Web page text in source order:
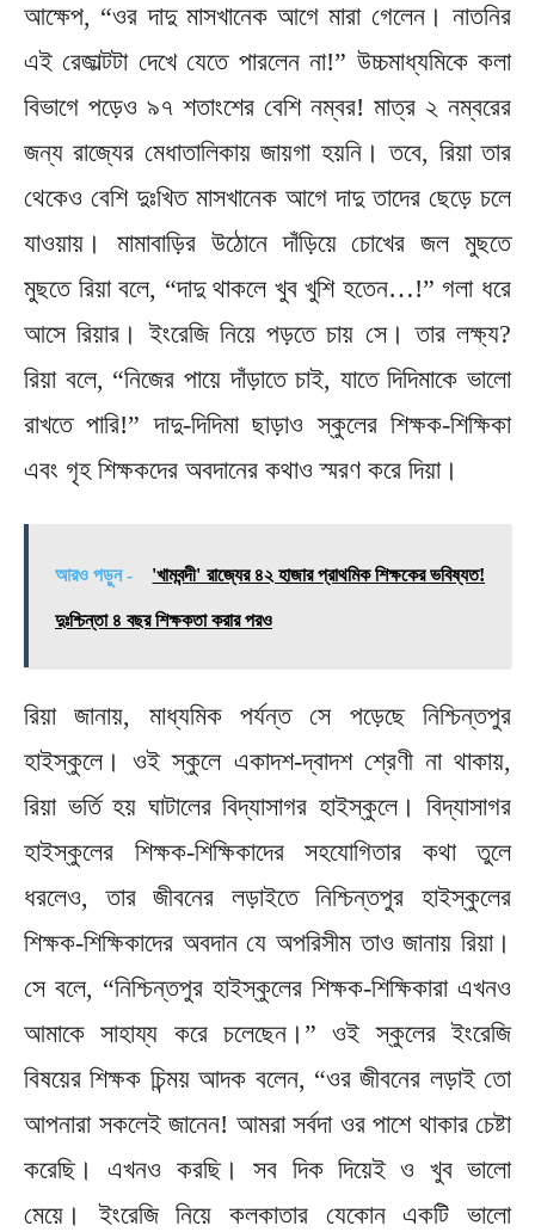
আক্ষেপ, “ওর দাদু মাসখানেক আগে মারা গেলেন। নাতনির
এই রেজাল্টটা দেখে যেতে পারলেন না!” উচ্চমাধ্যমিকে কলা
বিভাগে পড়েও ৯৭ শতাংশের বেশি নম্বর! মাত্র ২ নম্বরের
জন্য রাজ্যের মেধাতালিকায় জায়গা হয়নি। তবে, রিয়া তার
থেকেও বেশি দুঃখিত মাসখানেক আগে দাদু তাদের ছেড়ে চলে
যাওয়ায়। মামাবাড়ির উঠোনে দাঁড়িয়ে চোখের জল মুছতে
মুছতে রিয়া বলে, “দাদু থাকলে খুব খুশি হতেন…!” গলা ধরে
আসে রিয়ার। ইংরেজি নিয়ে পড়তে চায় সে। তার লক্ষ্য?
রিয়া বলে, “নিজের পায়ে দাঁড়াতে চাই, যাতে দিদিমাকে ভালো
রাখতে পারি!” দাদু-দিদিমা ছাড়াও স্কুলের শিক্ষক-শিক্ষিকা
এবং গৃহ শিক্ষকদের অবদানের কথাও স্মরণ করে দিয়া।
আরও পড়ুন - 'খামবন্দী' রাজ্যের ৪২ হাজার প্রাথমিক শিক্ষকের ভবিষ্যত!
দুঃশ্চিন্তা ৪ বছর শিক্ষকতা করার পরও
রিয়া জানায়, মাধ্যমিক পর্যন্ত সে পড়েছে নিশ্চিন্তপুর
হাইস্কুলে। ওই স্কুলে একাদশ-দ্বাদশ শ্রেণী না থাকায়,
রিয়া ভর্তি হয় ঘাটালের বিদ্যাসাগর হাইস্কুলে। বিদ্যাসাগর
হাইস্কুলের শিক্ষক-শিক্ষিকাদের সহযোগিতার কথা তুলে
ধরলেও, তার জীবনের লড়াইতে নিশ্চিন্তপুর হাইস্কুলের
শিক্ষক-শিক্ষিকাদের অবদান যে অপরিসীম তাও জানায় রিয়া।
সে বলে, “নিশ্চিন্তপুর হাইস্কুলের শিক্ষক-শিক্ষিকারা এখনও
আমাকে সাহায্য করে চলেছেন।” ওই স্কুলের ইংরেজি
বিষয়ের শিক্ষক চিন্ময় আদক বলেন, “ওর জীবনের লড়াই তো
আপনারা সকলেই জানেন! আমরা সর্বদা ওর পাশে থাকার চেষ্টা
করেছি। এখনও করছি। সব দিক দিয়েই ও খুব ভালো
মেয়ে। ইংরেজি নিয়ে কলকাতার যেকোন একটি ভালো